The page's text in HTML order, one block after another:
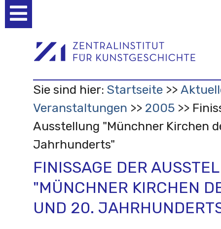
Werkzeuge
Sie sind hier: Startseite
Veranstaltungen
2005
Ausstellung "Münchner Kirchen
Jahrhunderts"
FINISSAGE DER
"MÜNCHNER KIRCHEN
UND 20.